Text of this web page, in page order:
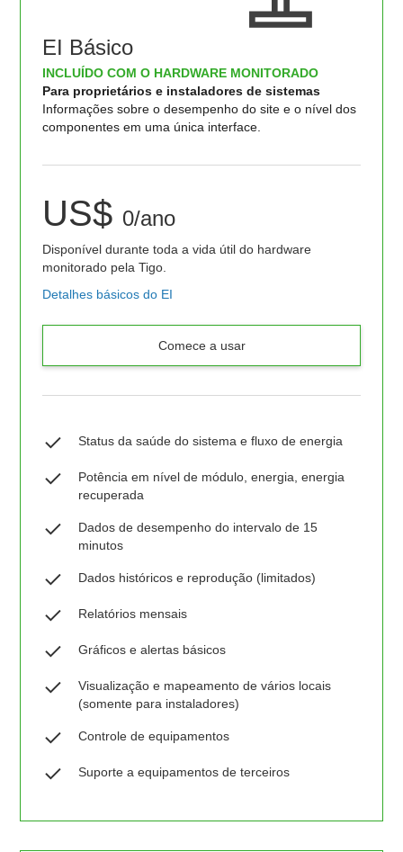
EI Básico
INCLUÍDO COM O HARDWARE MONITORADO
Para proprietários e instaladores de sistemas
Informações sobre o desempenho do site e o nível dos
componentes em uma única interface.
US$ 0/ano
Disponível durante toda a vida útil do hardware
monitorado pela Tigo.
Detalhes básicos do EI
Comece a usar
Status da saúde do sistema e fluxo de energia
Potência em nível de módulo, energia, energia
recuperada
Dados de desempenho do intervalo de 15
minutos
Dados históricos e reprodução (limitados)
Relatórios mensais
Gráficos e alertas básicos
Visualização e mapeamento de vários locais
(somente para instaladores)
Controle de equipamentos
Suporte a equipamentos de terceiros